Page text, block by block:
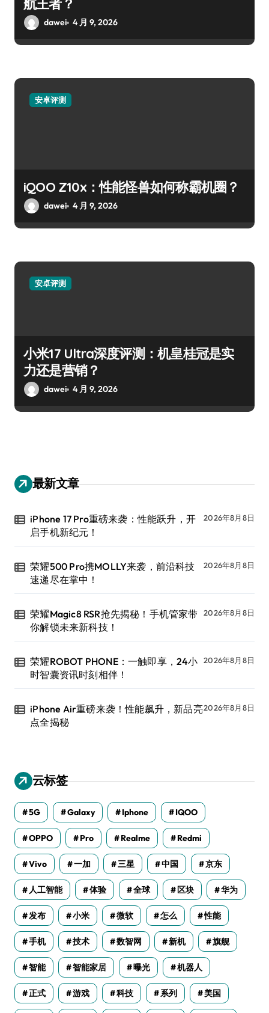
航王者？
dawei 4 月 9, 2026
安卓评测
iQOO Z10x：性能怪兽如何称霸机圈？
dawei 4 月 9, 2026
安卓评测
小米17 Ultra深度评测：机皇桂冠是实
力还是营销？
dawei 4 月 9, 2026
最新文章
iPhone 17 Pro重磅来袭：性能跃升，开
启手机新纪元！
2026年8月8日
荣耀500 Pro携MOLLY来袭，前沿科技
速递尽在掌中！
2026年8月8日
荣耀Magic8 RSR抢先揭秘！手机管家带
你解锁未来新科技！
2026年8月8日
荣耀ROBOT PHONE：一触即享，24小
时智囊资讯时刻相伴！
2026年8月8日
iPhone Air重磅来袭！性能飙升，新品亮
点全揭秘
2026年8月8日
云标签
5G Galaxy Iphone IQOO
OPPO Pro Realme Redmi
Vivo 一加 三星 中国 京东
人工智能 体验 全球 区块 华为
发布 小米 微软 怎么 性能
手机 技术 数智网 新机 旗舰
智能 智能家居 曝光 机器人
正式 游戏 科技 系列 美国